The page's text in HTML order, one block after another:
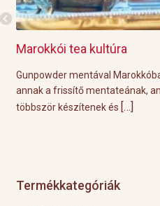
Marokkói tea kultúra
Gunpowder mentával
annak a frissítő mentateának,
többször készítenek és […]
Termékkategóriák